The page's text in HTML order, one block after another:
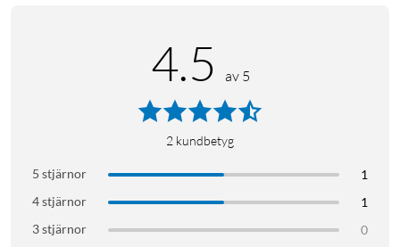
Justera bilden efter behov
Med manuell exponeringskontroll (−2 till +2 EV) anpassar du
ljusstyrkan för olika filmkvaliteter. Enheten har även zoom och
skärpejustering så att du får bästa möjliga resultat, även från
Passar olika rullstorlekar
Digitalisatorn hanterar filmrullar från 3 till 9 tum, vilket täcker
4.5 av 5
2 kundbetyg
5 stjärnor
1
4 stjärnor
1
3 stjärnor
0